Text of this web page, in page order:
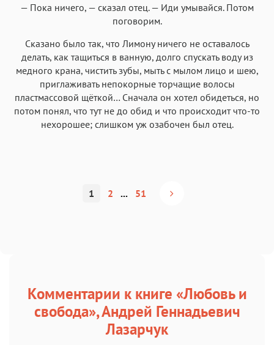
— Пока ничего, — сказал отец. — Иди умывайся. Потом
поговорим.
Сказано было так, что Лимону ничего не оставалось
делать, как тащиться в ванную, долго спускать воду из
медного крана, чистить зубы, мыть с мылом лицо и шею,
приглаживать непокорные торчащие волосы
пластмассовой щёткой… Сначала он хотел обидеться, но
потом понял, что тут не до обид и что происходит что-то
нехорошее; слишком уж озабочен был отец.
1 2 ... 51
Комментарии к книге «Любовь и
свобода», Андрей Геннадьевич
Лазарчук